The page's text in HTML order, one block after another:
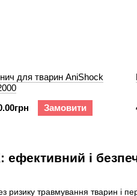
ефективний і
травмування тварин і
для тварин AniShock
Замовити